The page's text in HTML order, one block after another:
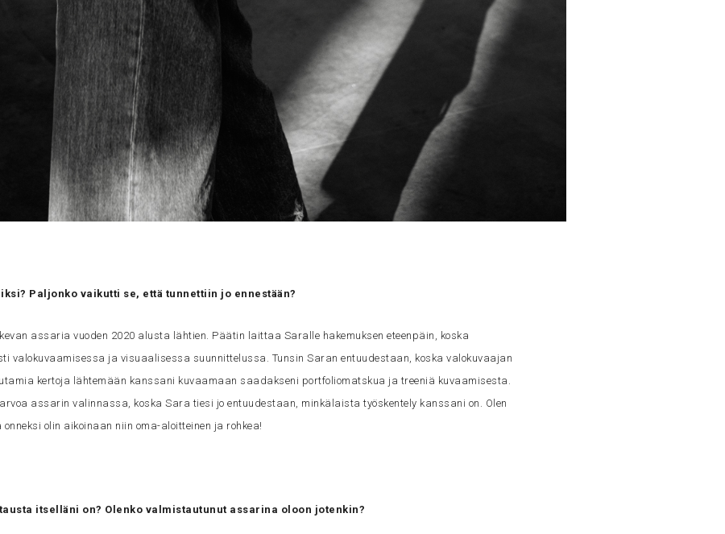
Paljonko vaikutti se, että tunnettiin jo ennestään?
assaria vuoden 2020 alusta lähtien. Päätin laittaa Saralle hakemuksen eteenpäin, koska
valokuvaamisessa ja visuaalisessa suunnittelussa. Tunsin Saran entuudestaan, koska valokuvaajan
kertoja lähtemään kanssani kuvaamaan saadakseni portfoliomatskua ja treeniä kuvaamisesta.
assarin valinnassa, koska Sara tiesi jo entuudestaan, minkälaista työskentely kanssani on. Olen
olin aikoinaan niin oma-aloitteinen ja rohkea!
itselläni on? Olenko valmistautunut assarina oloon jotenkin?